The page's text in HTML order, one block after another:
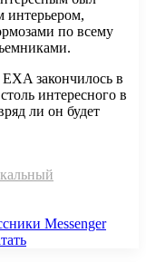
интерьером,
по всему
закончилось в
интересного в
ли он будет
Messenger